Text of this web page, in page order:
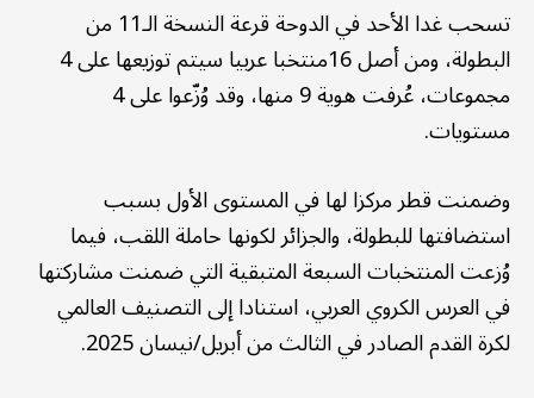
تسحب غدا الأحد في الدوحة قرعة النسخة الـ11 من
البطولة، ومن أصل 16منتخبا عربيا سيتم توزيعها على 4
مجموعات، عُرفت هوية 9 منها، وقد وُزّعوا على 4
مستويات.
وضمنت قطر مركزا لها في المستوى الأول بسبب
استضافتها للبطولة، والجزائر لكونها حاملة اللقب، فيما
وُزعت المنتخبات السبعة المتبقية التي ضمنت مشاركتها
في العرس الكروي العربي، استنادا إلى التصنيف العالمي
لكرة القدم الصادر في الثالث من أبريل/نيسان 2025.